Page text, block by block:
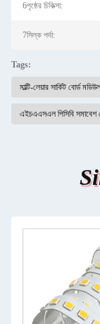
6পৃষ্ঠের চিকিত্সা:
7সিল্ক পর্দা:
Tags:
মাল্টি-লেয়ার সার্কিট বোর্ড মডিউল
এইচএএসএল পিসিবি সমাবেশ